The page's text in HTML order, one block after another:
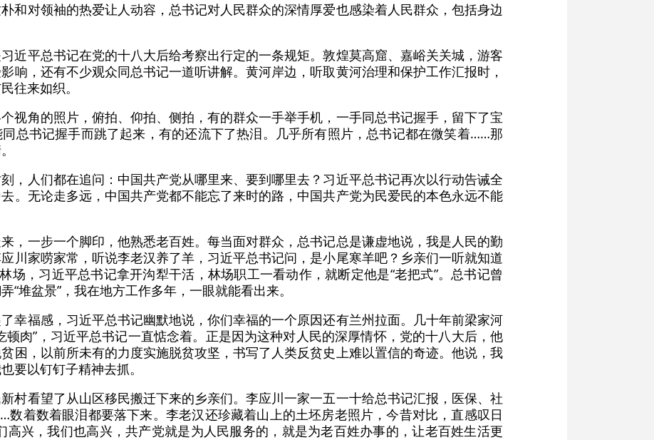
和对领袖的热爱让人动容，总书记对人民群众的深情厚爱也感染着人民群众，包括身边
近平总书记在党的十八大后给考察出行定的一条规矩。敦煌莫高窟、嘉峪关关城，游客
响，还有不少观众同总书记一道听讲解。黄河岸边，听取黄河治理和保护工作汇报时，
往来如织。
视角的照片，俯拍、仰拍、侧拍，有的群众一手举手机，一手同总书记握手，留下了宝
总书记握手而跳了起来，有的还流下了热泪。几乎所有照片，总书记都在微笑着……那
，人们都在追问：中国共产党从哪里来、要到哪里去？习近平总书记再次以行动告诫全
。无论走多远，中国共产党都不能忘了来时的路，中国共产党为民爱民的本色永远不能
，一步一个脚印，他熟悉老百姓。每当面对群众，总书记总是谦虚地说，我是人民的勤
川家唠家常，听说李老汉养了羊，习近平总书记问，是小尾寒羊吧？乡亲们一听就知道
场，习近平总书记拿开沟犁干活，林场职工一看动作，就断定他是“老把式”。总书记曾
“堆盆景”，我在地方工作多年，一眼就能看出来。
幸福感，习近平总书记幽默地说，你们幸福的一个原因还有兰州拉面。几十年前梁家河
顿肉”，习近平总书记一直惦念着。正是因为这种对人民的深厚情怀，党的十八大后，他
困，以前所未有的力度实施脱贫攻坚，书写了人类反贫史上难以置信的奇迹。他说，我
要以钉钉子精神去抓。
村看望了从山区移民搬迁下来的乡亲们。李应川一家一五一十给总书记汇报，医保、社
着数着眼泪都要落下来。李老汉还珍藏着山上的土坯房老照片，今昔对比，直感叹日
高兴，我们也高兴，共产党就是为人民服务的，就是为老百姓办事的，让老百姓生活更